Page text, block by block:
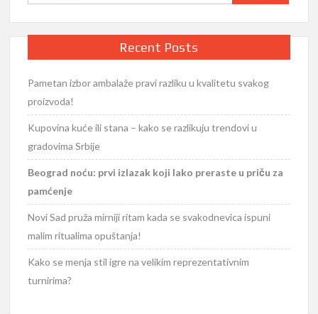
for:
Recent Posts
Pametan izbor ambalaže pravi razliku u kvalitetu svakog
proizvoda!
Kupovina kuće ili stana – kako se razlikuju trendovi u
gradovima Srbije
Beograd noću: prvi izlazak koji lako preraste u priču za
pamćenje
Novi Sad pruža mirniji ritam kada se svakodnevica ispuni
malim ritualima opuštanja!
Kako se menja stil igre na velikim reprezentativnim
turnirima?